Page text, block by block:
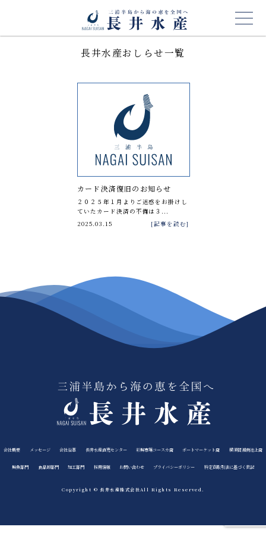
長井水産おしらせ一覧
カード決済復旧のお知らせ
２０２５年１月よりご迷惑をお掛けし
ていたカード決済の不備は３...
2025.03.15
[記事を読む]
会社概要 メッセージ 会社沿革 長井水産直売センター 彩鮮市場コースカ店 ポートマーケット店 横須賀湘南池上店
鮮魚部門 食品卸部門 加工部門 採用情報 お問い合わせ プライバシーポリシー 特定商取引法に基づく表記
Copyright © 長井水産株式会社All Rights Reserved.